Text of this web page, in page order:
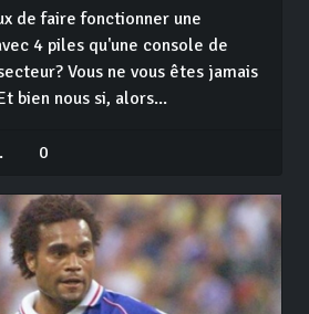
de faire fonctionner une
4 piles qu'une console de
Vous ne vous êtes jamais
bien nous si, alors...
0